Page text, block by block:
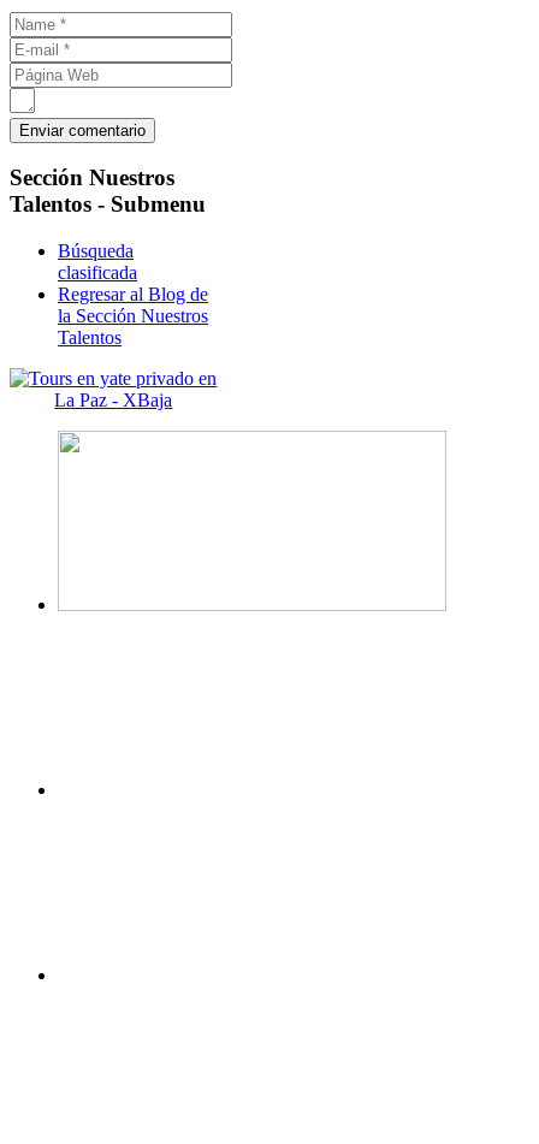
Sección Nuestros
Talentos - Submenu
Búsqueda
clasificada
Regresar al Blog de
la Sección Nuestros
Talentos